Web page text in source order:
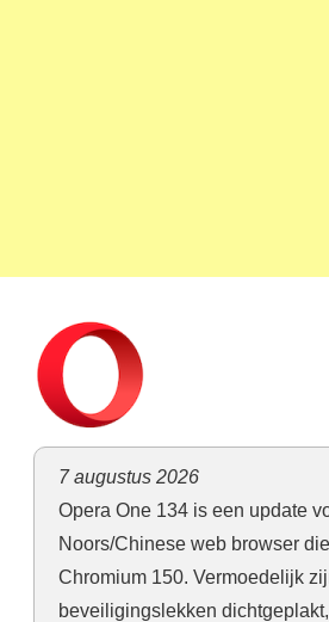
7 augustus 2026
Opera One 134 is een update
Noors/Chinese web browser
Chromium 150. Vermoedelijk
beveiligingslekken